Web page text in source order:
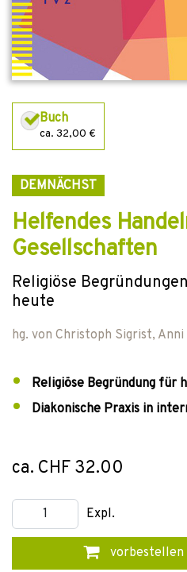
Buch
ca. 32,00 €
DEMNÄCHST
Helfendes
Gesellschaften
Religiöse
heute
hg. von Christoph Sigrist,
Religiöse Begründung für
Diakonische Praxis in
ca. CHF 32.00
Expl.
vorbestellen